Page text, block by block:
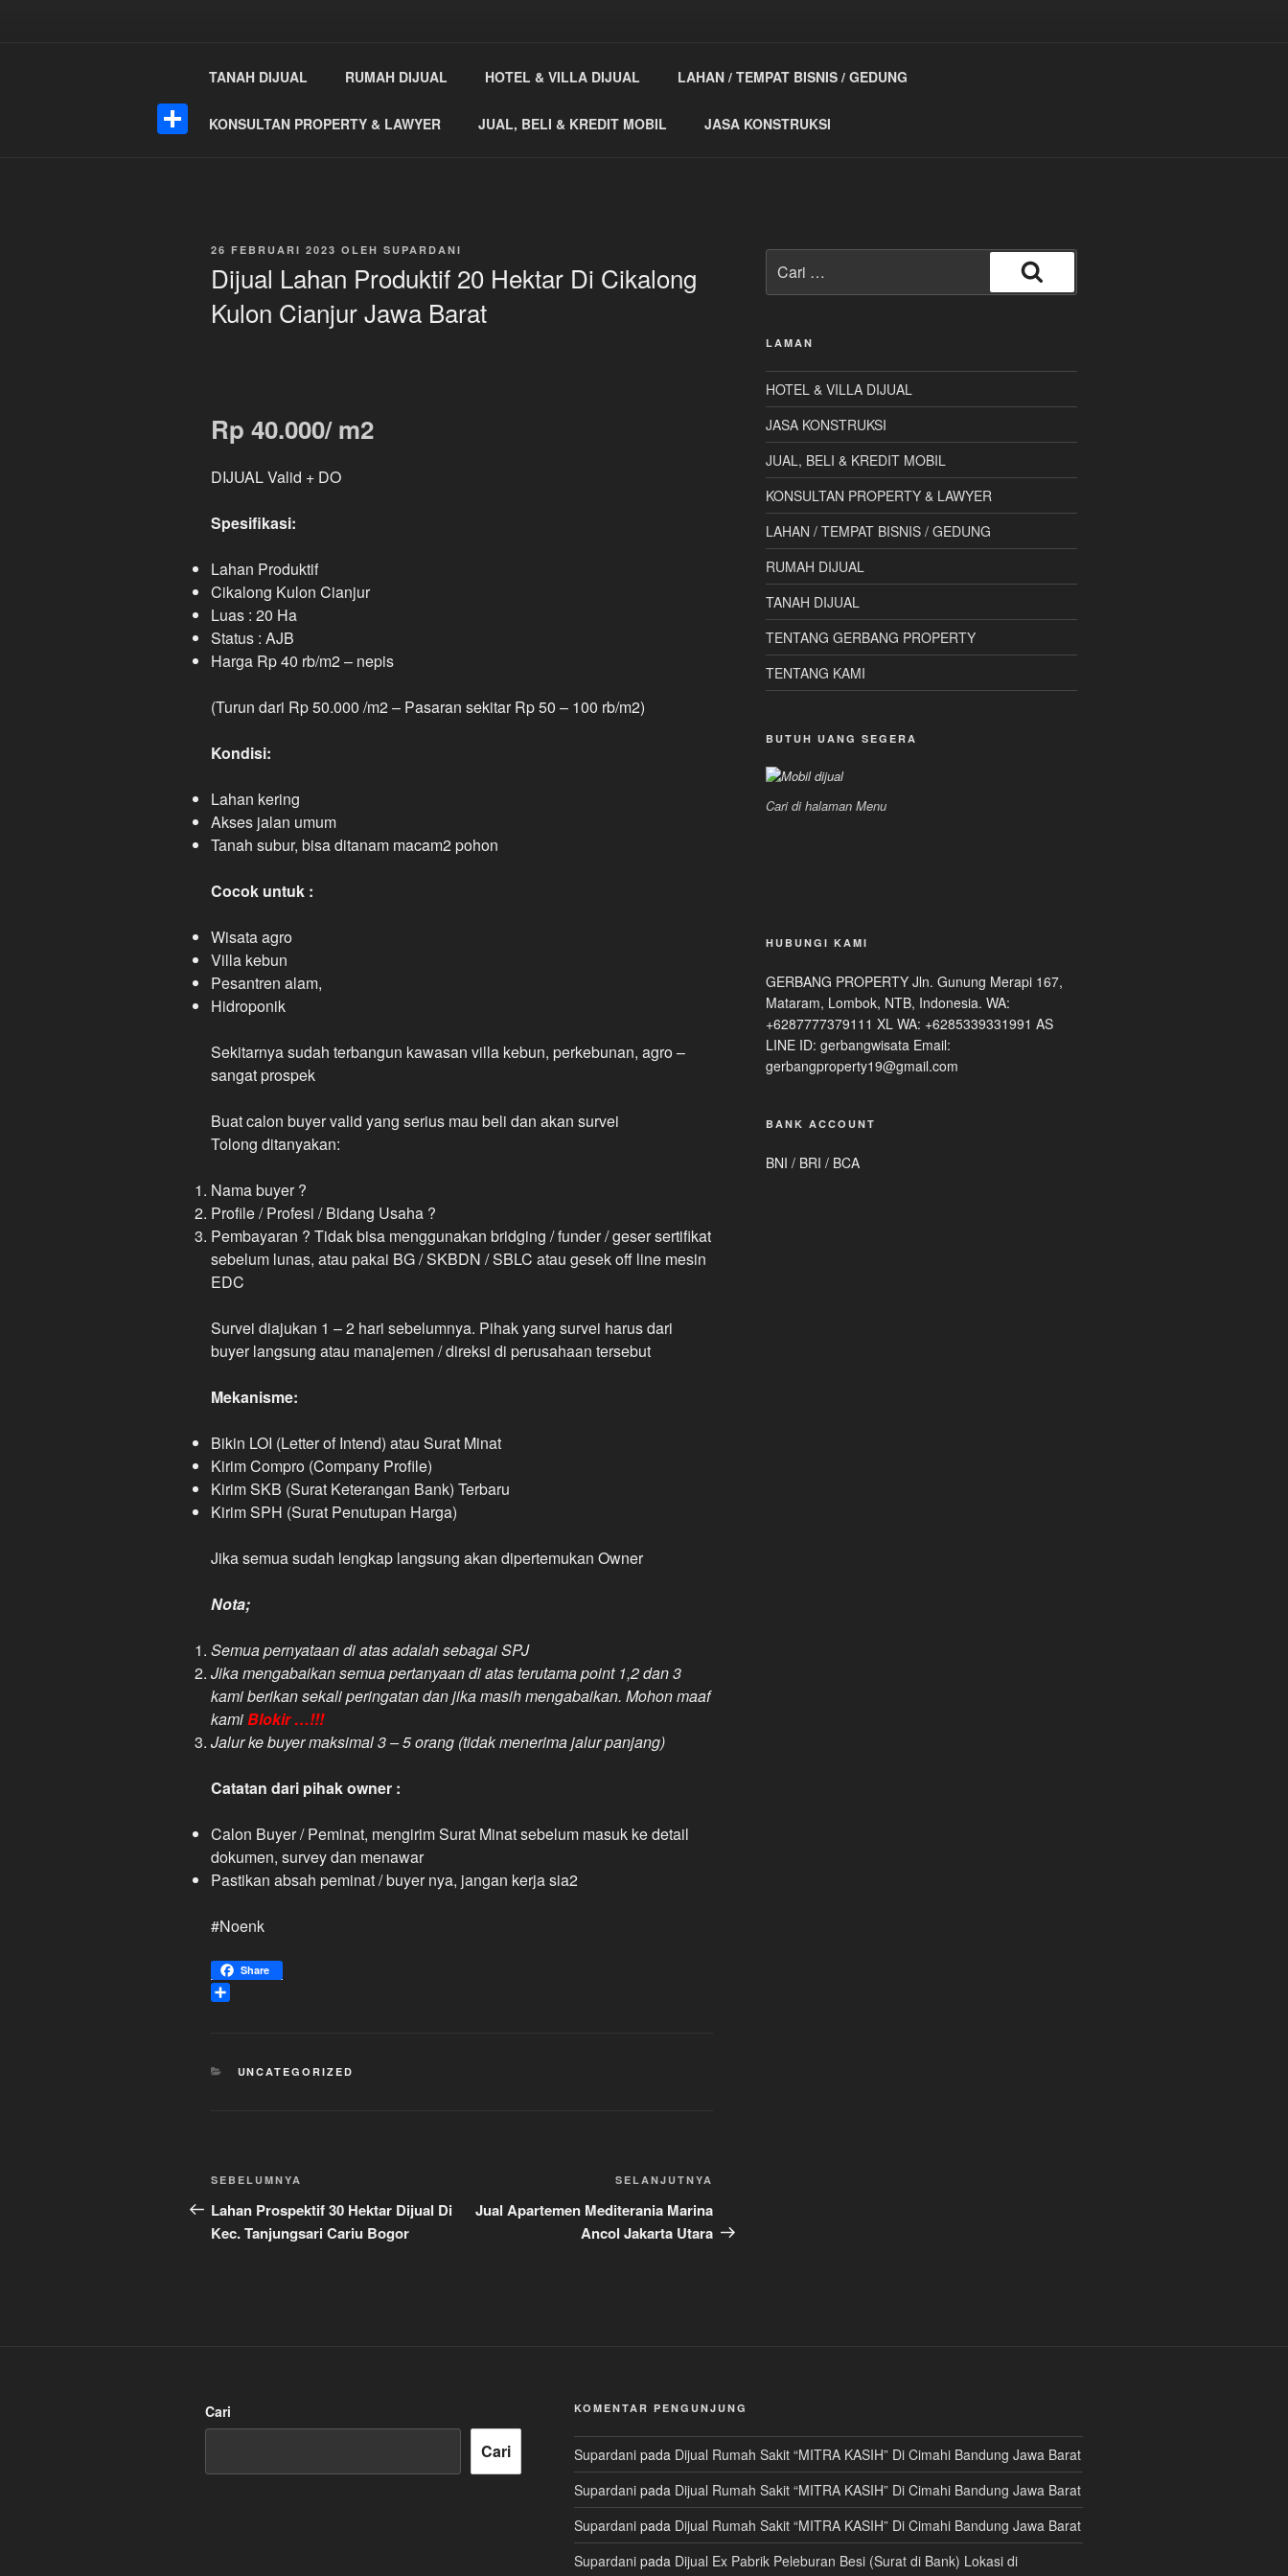
GERBANG PROPERTY
TANAH DIJUAL RUMAH DIJUAL HOTEL & VILLA DIJUAL LAHAN / TEMPAT BISNIS / GEDUNG
KONSULTAN PROPERTY & LAWYER JUAL, BELI & KREDIT MOBIL JASA KONSTRUKSI
DIPOSKAN
26 FEBRUARI 2023 OLEH SUPARDANI
Dijual Lahan Produktif 20 Hektar Di Cikalong
Kulon Cianjur Jawa Barat
Rp 40.000/ m2
DIJUAL Valid + DO
Spesifikasi:
Lahan Produktif
Cikalong Kulon Cianjur
Luas : 20 Ha
Status : AJB
Harga Rp 40 rb/m2 – nepis
(Turun dari Rp 50.000 /m2 – Pasaran sekitar Rp 50 – 100 rb/m2)
Kondisi:
Lahan kering
Akses jalan umum
Tanah subur, bisa ditanam macam2 pohon
Cocok untuk :
Wisata agro
Villa kebun
Pesantren alam,
Hidroponik
Sekitarnya sudah terbangun kawasan villa kebun, perkebunan, agro –
sangat prospek
Buat calon buyer valid yang serius mau beli dan akan survei
Tolong ditanyakan:
Nama buyer ?
Profile / Profesi / Bidang Usaha ?
Pembayaran ? Tidak bisa menggunakan bridging / funder / geser sertifikat
sebelum lunas, atau pakai BG / SKBDN / SBLC atau gesek off line mesin
EDC
Survei diajukan 1 – 2 hari sebelumnya. Pihak yang survei harus dari
buyer langsung atau manajemen / direksi di perusahaan tersebut
Mekanisme:
Bikin LOI (Letter of Intend) atau Surat Minat
Kirim Compro (Company Profile)
Kirim SKB (Surat Keterangan Bank) Terbaru
Kirim SPH (Surat Penutupan Harga)
Jika semua sudah lengkap langsung akan dipertemukan Owner
Nota;
Semua pernyataan di atas adalah sebagai SPJ
Jika mengabaikan semua pertanyaan di atas terutama point 1,2 dan 3
kami berikan sekali peringatan dan jika masih mengabaikan. Mohon maaf
kamiBlokir …!!!
Jalur ke buyer maksimal 3 – 5 orang (tidak menerima jalur panjang)
Catatan dari pihak owner :
Calon Buyer / Peminat, mengirim Surat Minat sebelum masuk ke detail
dokumen, survey dan menawar
Pastikan absah peminat / buyer nya, jangan kerja sia2
#Noenk
Share
r
KATEGORI
UNCATEGORIZED
Navigasi
pos
Pos
Sebelumnya
SEBELUMNYA
Lahan Prospektif 30 Hektar Dijual Di
Kec. Tanjungsari Cariu Bogor
Selanjutnya
SELANJUTNYA
Jual Apartemen Mediterania Marina
Ancol Jakarta Utara
untuk:
Cari
LAMAN
HOTEL & VILLA DIJUAL
JASA KONSTRUKSI
JUAL, BELI & KREDIT MOBIL
KONSULTAN PROPERTY & LAWYER
LAHAN / TEMPAT BISNIS / GEDUNG
RUMAH DIJUAL
TANAH DIJUAL
TENTANG GERBANG PROPERTY
TENTANG KAMI
BUTUH UANG SEGERA
Cari di halaman Menu
HUBUNGI KAMI
GERBANG PROPERTY Jln. Gunung Merapi 167,
Mataram, Lombok, NTB, Indonesia. WA:
+6287777379111 XL WA: +6285339331991 AS
LINE ID: gerbangwisata Email:
gerbangproperty19@gmail.com
BANK ACCOUNT
BNI / BRI / BCA
Cari
Cari
KOMENTAR PENGUNJUNG
Supardanipada Dijual Rumah Sakit “MITRA KASIH” Di Cimahi Bandung Jawa Barat
Supardanipada Dijual Rumah Sakit “MITRA KASIH” Di Cimahi Bandung Jawa Barat
Supardanipada Dijual Rumah Sakit “MITRA KASIH” Di Cimahi Bandung Jawa Barat
Supardanipada Dijual Ex Pabrik Peleburan Besi (Surat di Bank) Lokasi di